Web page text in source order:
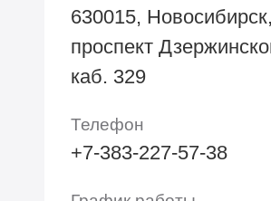
630015, Новосибирск,
проспект
каб. 329
Телефон
+7-383-227-57-38